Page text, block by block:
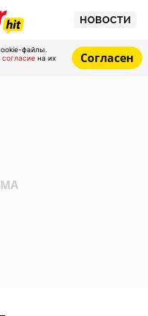
НОВОСТИ
файлы.
согласие на их
Согласен